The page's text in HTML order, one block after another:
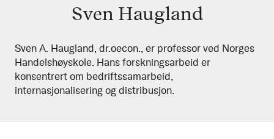
Sven Haugland
Sven
Haugland
Sven A. Haugland, dr.oecon., er professor ved Norges
Handelshøyskole. Hans forskningsarbeid er
konsentrert om bedriftssamarbeid,
internasjonalisering og distribusjon.